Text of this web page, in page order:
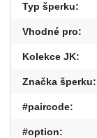
Typ šperku:
Vhodné pro:
Kolekce JK:
Značka šperku:
#paircode:
#option: